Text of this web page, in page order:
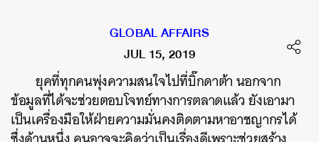
GLOBAL AFFAIRS
JUL 15, 2019
ยุคที่ทุกคนพุ่งความสนใจไปที่บิ๊กดาต้า นอกจาก
ข้อมูลที่ได้จะช่วยตอบโจทย์ทางการตลาดแล้ว ยังเอามา
เป็นเครื่องมือให้ฝ่ายความมั่นคงติดตามหาอาชญากรได้